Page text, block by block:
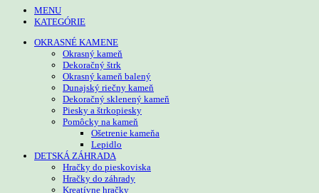
MENU
KATEGÓRIE
OKRASNÉ KAMENE
Okrasný kameň
Dekoračný štrk
Okrasný kameň balený
Dunajský riečny kameň
Dekoračný sklenený kameň
Piesky a štrkopiesky
Pomôcky na kameň
Ošetrenie kameňa
Lepidlo
DETSKÁ ZÁHRADA
Hračky do pieskoviska
Hračky do záhrady
Kreatívne hračky